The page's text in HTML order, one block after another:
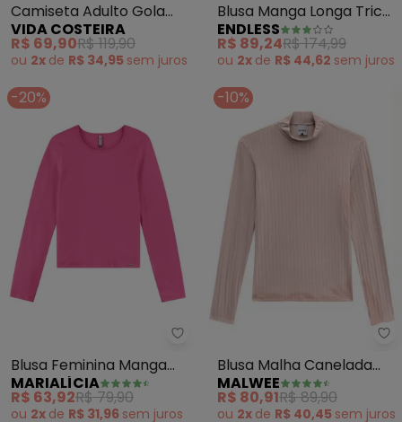
Camiseta Adulto Gola
Térmico Uv50+ (Rosa)
VIDA COSTEIRA
R$ 69,90R$ 119,90
ou 2x de R$ 34,95 sem juros
Blusa Manga Longa Tricô
Felpudo (Rosa)
ENDLESS
R$ 89,24R$ 174,99
ou 2x de R$ 44,62 sem juros
-20%
Marialícia - Blusa Feminina
Blusa Feminina Manga
Longa (Rosa)
MARIALÍCIA
R$ 63,92R$ 79,90
ou 2x de R$ 31,96 sem juros
-10%
Blusa Malha Canelada
Gola Alta (Rosa)
MALWEE
R$ 80,91R$ 89,90
ou 2x de R$ 40,45 sem juros